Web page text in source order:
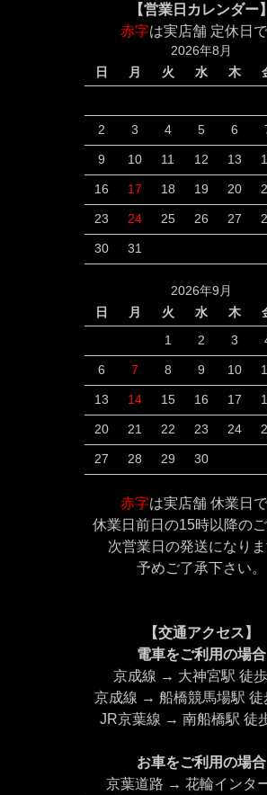
【営業日カレンダー】
赤字は実店舗 定休日
2026年8月
日
月 火 水 木
2 3 4 5 6
9 10 11 12 13
16 17 18 19 20
23 24 25 26 27
30 31
2026年9月
日
月 火 水 木
1 2 3
6 7 8 9 10
13 14 15 16 17
20 21 22 23 24
27 28 29 30
赤字は実店舗 休業日
休業日前日の15時以降の
次営業日の発送になりま
予めご了承下さい。
【交通アクセス】
電車をご利用の場合
京成線 → 大神宮駅 徒
京成線 → 船橋競馬場駅 徒
JR京葉線 → 南船橋駅 徒
お車をご利用の場合
京葉道路 → 花輪インタ